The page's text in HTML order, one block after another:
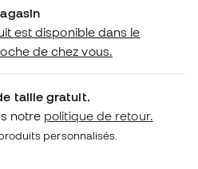
est disponible dans le
de chez vous.
taille gratuit.
notre politique de retour.
personnalisés.